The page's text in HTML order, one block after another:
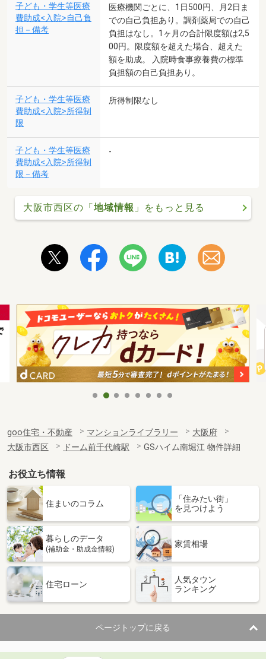
子ども・学生等医療
費助成<入院>自己負
担－備考
医療機関ごとに、1日500円、月2日ま
での自己負担あり。調剤薬局での自己
負担はなし。1ヶ月の合計限度額は2,5
00円。限度額を超えた場合、超えた
額を助成。 入院時食事療養費の標準
負担額の自己負担あり。
子ども・学生等医療
費助成<入院>所得制
限
所得制限なし
子ども・学生等医療
費助成<入院>所得制
限－備考
-
大阪市西区の「 地域情報 」をもっと見る
goo住宅・不動産 マンションライブラリー
大阪府
大阪市西区
ドーム前千代崎駅 GSハイム南堀江 物件詳細
お役立ち情報
住まいのコラム
「住みたい街」
を見つけよう
暮らしのデータ
(補助金・助成金情報)
家賃相場
住宅ローン
人気タウン
ランキング
ページトップに戻る